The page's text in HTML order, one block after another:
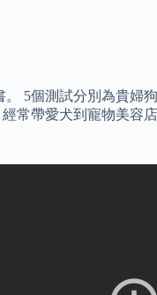
5個測試分別為貴
常帶愛犬到寵物美